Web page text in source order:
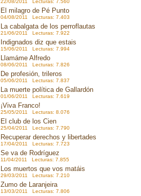
22/08/2011 Lecturas: 7.560
El milagro de Pé Punto
04/08/2011 Lecturas: 7.403
La cabalgata de los perroflautas
21/06/2011 Lecturas: 7.922
Indignados diz que estais
15/06/2011 Lecturas: 7.994
Llamáme Alfredo
08/06/2011 Lecturas: 7.826
De profesión, trileros
05/06/2011 Lecturas: 7.837
La muerte política de Gallardón
01/06/2011 Lecturas: 7.619
¡Viva Franco!
25/05/2011 Lecturas: 8.076
El club de los Cien
25/04/2011 Lecturas: 7.790
Recuperar derechos y libertades
17/04/2011 Lecturas: 7.723
Se va de Rodríguez
11/04/2011 Lecturas: 7.855
Los muertos que vos matáis
29/03/2011 Lecturas: 7.210
Zumo de Laranjeira
13/03/2011 Lecturas: 7.806